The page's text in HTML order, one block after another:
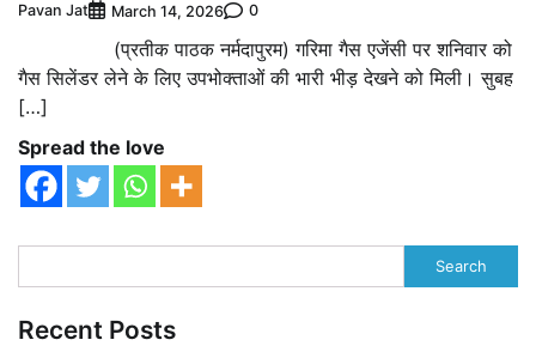
Pavan Jat March 14, 2026 0
(प्रतीक पाठक नर्मदापुरम) गरिमा गैस एजेंसी पर शनिवार को
गैस सिलेंडर लेने के लिए उपभोक्ताओं की भारी भीड़ देखने को मिली। सुबह
[…]
Spread the love
Search
Recent Posts